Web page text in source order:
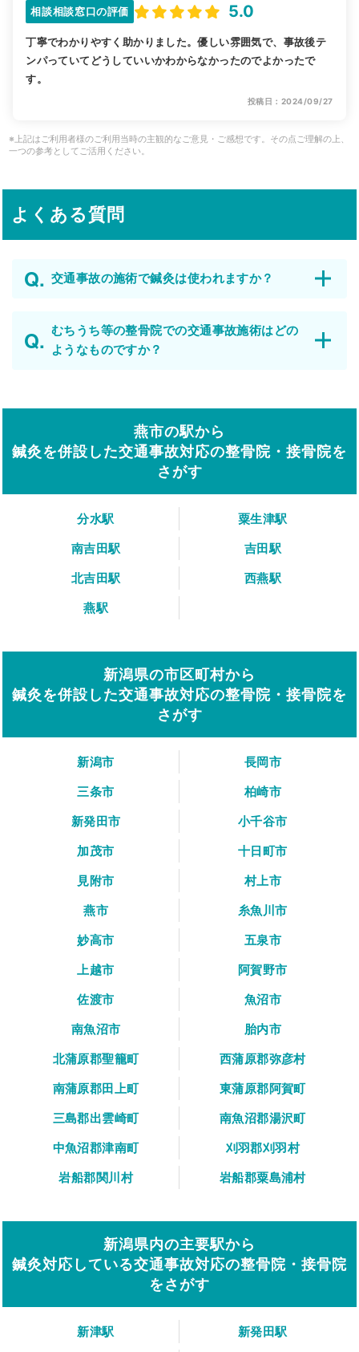
相談相談窓口の評価 5.0
丁寧でわかりやすく助かりました。優しい雰囲気で、事故後テ
ンパっていてどうしていいかわからなかったのでよかったで
す。
投稿日：2024/09/27
※上記はご利用者様のご利用当時の主観的なご意見・ご感想です。その点ご理解の上、
一つの参考としてご活用ください。
よくある質問
交通事故の施術で鍼灸は使われますか？
むちうち等の整骨院での交通事故施術はどの
ようなものですか？
燕市の駅から
鍼灸を併設した交通事故対応の整骨院・接骨院を
さがす
分水駅
粟生津駅
南吉田駅
吉田駅
北吉田駅
西燕駅
燕駅
新潟県の市区町村から
鍼灸を併設した交通事故対応の整骨院・接骨院を
さがす
新潟市
長岡市
三条市
柏崎市
新発田市
小千谷市
加茂市
十日町市
見附市
村上市
燕市
糸魚川市
妙高市
五泉市
上越市
阿賀野市
佐渡市
魚沼市
南魚沼市
胎内市
北蒲原郡聖籠町
西蒲原郡弥彦村
南蒲原郡田上町
東蒲原郡阿賀町
三島郡出雲崎町
南魚沼郡湯沢町
中魚沼郡津南町
刈羽郡刈羽村
岩船郡関川村
岩船郡粟島浦村
新潟県内の主要駅から
鍼灸対応している交通事故対応の整骨院・接骨院
をさがす
新津駅
新発田駅